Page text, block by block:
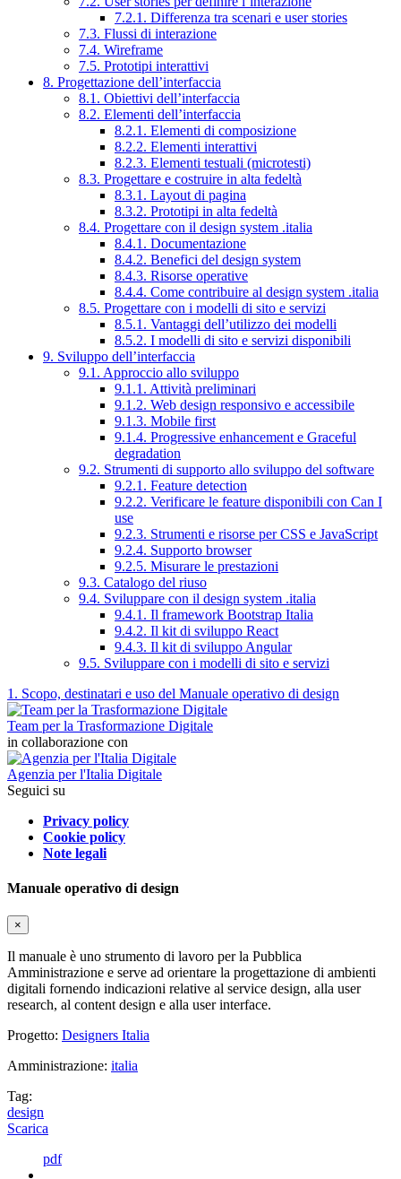
7.2.1. Differenza tra scenari e user stories
7.3. Flussi di interazione
7.4. Wireframe
7.5. Prototipi interattivi
8. Progettazione dell’interfaccia
8.1. Obiettivi dell’interfaccia
8.2. Elementi dell’interfaccia
8.2.1. Elementi di composizione
8.2.2. Elementi interattivi
8.2.3. Elementi testuali (microtesti)
8.3. Progettare e costruire in alta fedeltà
8.3.1. Layout di pagina
8.3.2. Prototipi in alta fedeltà
8.4. Progettare con il design system .italia
8.4.1. Documentazione
8.4.2. Benefici del design system
8.4.3. Risorse operative
8.4.4. Come contribuire al design system .italia
8.5. Progettare con i modelli di sito e servizi
8.5.1. Vantaggi dell’utilizzo dei modelli
8.5.2. I modelli di sito e servizi disponibili
9. Sviluppo dell’interfaccia
9.1. Approccio allo sviluppo
9.1.1. Attività preliminari
9.1.2. Web design responsivo e accessibile
9.1.3. Mobile first
9.1.4. Progressive enhancement e Graceful
degradation
9.2. Strumenti di supporto allo sviluppo del software
9.2.1. Feature detection
9.2.2. Verificare le feature disponibili con Can I
use
9.2.3. Strumenti e risorse per CSS e JavaScript
9.2.4. Supporto browser
9.2.5. Misurare le prestazioni
9.3. Catalogo del riuso
9.4. Sviluppare con il design system .italia
9.4.1. Il framework Bootstrap Italia
9.4.2. Il kit di sviluppo React
9.4.3. Il kit di sviluppo Angular
9.5. Sviluppare con i modelli di sito e servizi
1. Scopo, destinatari e uso del Manuale operativo di design
Team per la Trasformazione Digitale
in collaborazione con
Agenzia per l'Italia Digitale
Seguici su
Privacy policy
Cookie policy
Note legali
Manuale operativo di design
×
Il manuale è uno strumento di lavoro per la Pubblica
Amministrazione e serve ad orientare la progettazione di ambienti
digitali fornendo indicazioni relative al service design, alla user
research, al content design e alla user interface.
Progetto: Designers Italia
Amministrazione: italia
Tag:
design
Scarica
pdf